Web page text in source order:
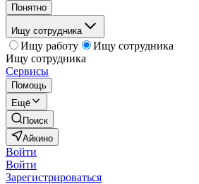
Понятно
Ищу сотрудника
Ищу работу
Ищу сотрудника
Ищу сотрудника
Сервисы
Помощь
Ещё
Поиск
Айкино
Войти
Войти
Зарегистрироваться